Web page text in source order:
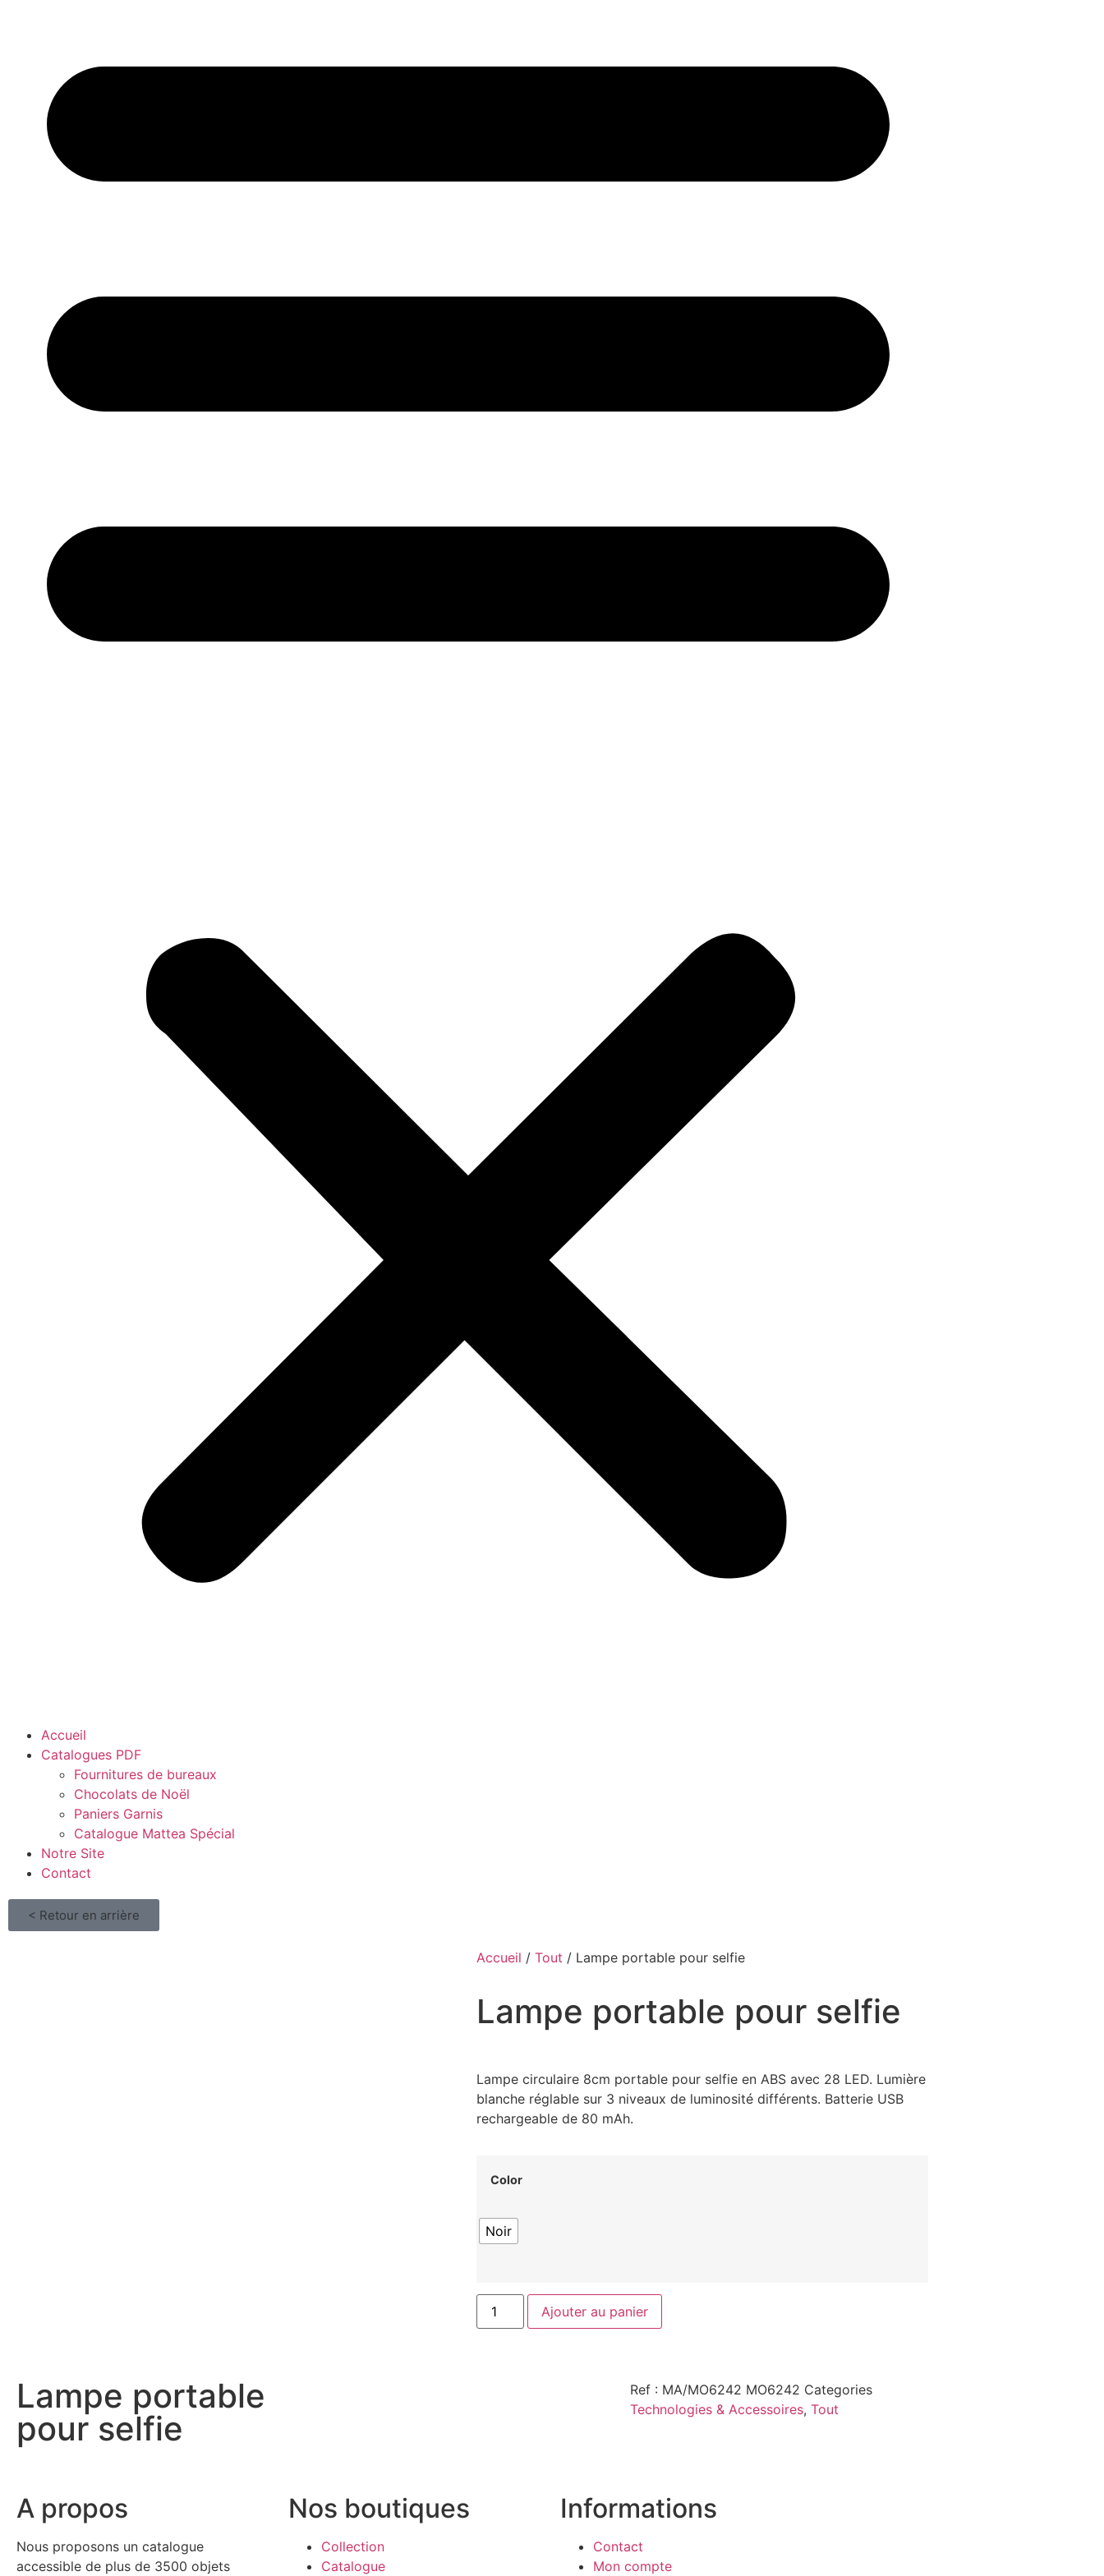
Accueil
Catalogues PDF
Fournitures de bureaux
Chocolats de Noël
Paniers Garnis
Catalogue Mattea Spécial
Notre Site
Contact
< Retour en arrière
Accueil / Tout / Lampe portable pour selfie
Lampe portable pour selfie
Lampe circulaire 8cm portable pour selfie en ABS avec 28 LED. Lumière
blanche réglable sur 3 niveaux de luminosité différents. Batterie USB
rechargeable de 80 mAh.
Color
Noir
Ajouter au panier
Lampe portable
pour selfie
Ref : MA/MO6242 MO6242 Categories
Technologies & Accessoires, Tout
A propos
Nous proposons un catalogue
accessible de plus de 3500 objets
Nos boutiques
Collection
Catalogue
Informations
Contact
Mon compte